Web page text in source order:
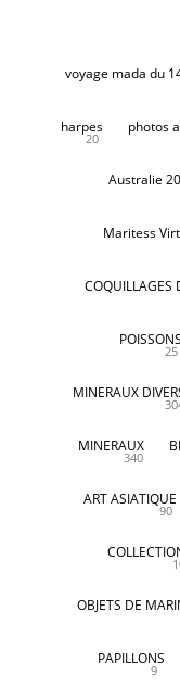
voyage mada du
harpes
20
photos
Australie
Maritess
COQUILLAGES
POISSONS
25
MINERAUX
MINERAUX
340
ART ASIATIQUE
90
OBJETS DE
PAPILLONS
9